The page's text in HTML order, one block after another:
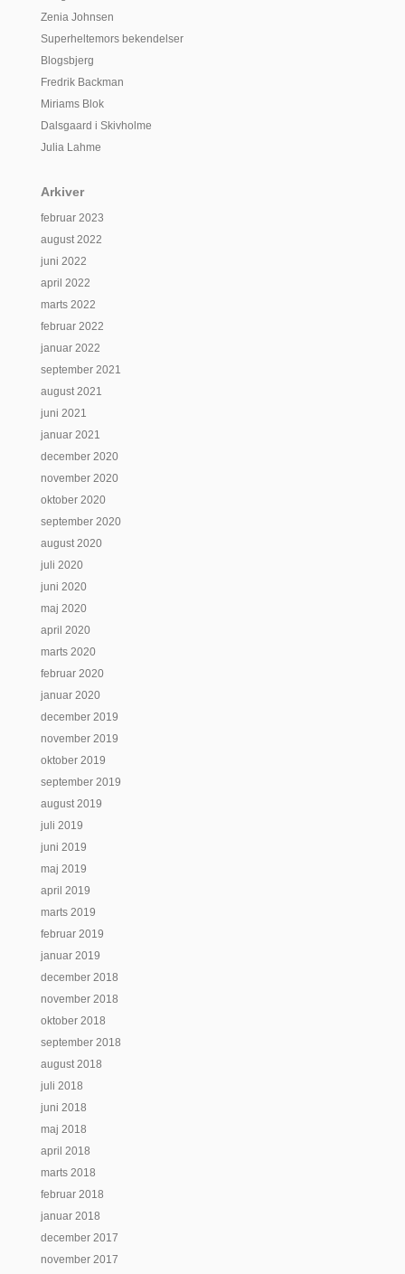
Zenia Johnsen
Superheltemors bekendelser
Blogsbjerg
Fredrik Backman
Miriams Blok
Dalsgaard i Skivholme
Julia Lahme
Arkiver
februar 2023
august 2022
juni 2022
april 2022
marts 2022
februar 2022
januar 2022
september 2021
august 2021
juni 2021
januar 2021
december 2020
november 2020
oktober 2020
september 2020
august 2020
juli 2020
juni 2020
maj 2020
april 2020
marts 2020
februar 2020
januar 2020
december 2019
november 2019
oktober 2019
september 2019
august 2019
juli 2019
juni 2019
maj 2019
april 2019
marts 2019
februar 2019
januar 2019
december 2018
november 2018
oktober 2018
september 2018
august 2018
juli 2018
juni 2018
maj 2018
april 2018
marts 2018
februar 2018
januar 2018
december 2017
november 2017